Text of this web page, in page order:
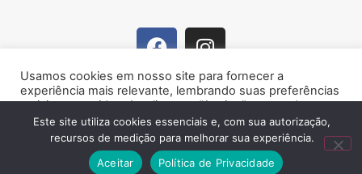
Marque presença na web!
Usamos cookies em nosso site para fornecer a
experiência mais relevante, lembrando suas preferências
e visitas repetidas. Ao clicar em “Aceitar”, concorda com a
utilização de cookies.
Aceitar
Este site utiliza cookies essenciais e, com sua autorização,
recursos de medição para melhorar sua experiência.
Aceitar
Política de Privacidade